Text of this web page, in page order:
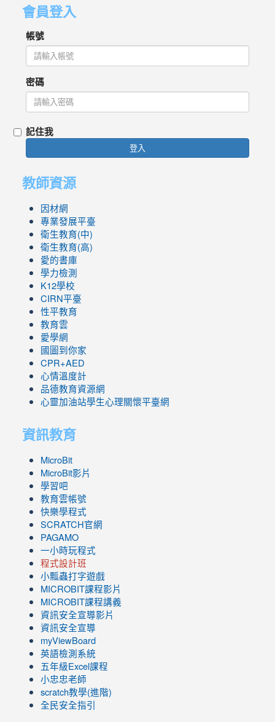
會員登入
帳號
密碼
記住我
登入
教師資源
因材網
專業發展平臺
衛生教育(中)
衛生教育(高)
愛的書庫
學力檢測
K12學校
CIRN平臺
性平教育
教育雲
愛學網
國圖到你家
CPR+AED
心情溫度計
品德教育資源網
心靈加油站學生心理關懷平臺網
資訊教育
MicroBit
MicroBit影片
學習吧
教育雲帳號
快樂學程式
SCRATCH官網
PAGAMO
一小時玩程式
程式設計班
小瓢蟲打字遊戲
link
to
https://www.youtube.com/channel/UC8LghzcV5-
ZBGmXwlbUndNA/videos?
view=0&sort=dd&shelf_id=0
MICROBIT課程影片
link
to
https://www.youtube.com/channel/UC8LghzcV5-
ZBGmXwlbUndNA/videos?
view=0&sort=dd&shelf_id=0
MICROBIT課程講義
資訊安全宣導影片
資訊安全宣導
myViewBoard
英語檢測系統
五年級Excel課程
小忠忠老師
scratch教學(進階)
全民安全指引